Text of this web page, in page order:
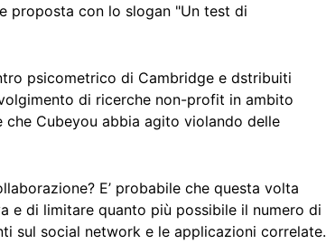
proposta con lo slogan "Un test di
psicometrico di Cambridge e dstribuiti
di ricerche non-profit in ambito
Cubeyou abbia agito violando delle
E’ probabile che questa volta
e di limitare quanto più possibile il numero di
sul social network e le applicazioni correlate.